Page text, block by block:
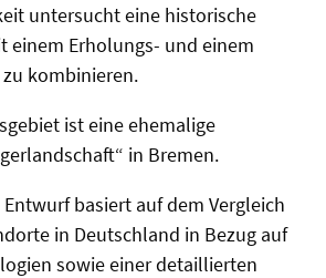
untersucht eine historische
einem Erholungs- und einem
kombinieren.
ist eine ehemalige
in Bremen.
basiert auf dem Vergleich
in Deutschland in Bezug auf
sowie einer detaillierten